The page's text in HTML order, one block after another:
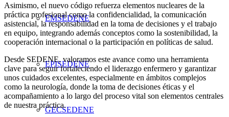
EMSEDENE
EPISEDENE
GECSEDENE
Asimismo, el nuevo código refuerza elementos nucleares de la
práctica profesional como la confidencialidad, la comunicación
asistencial, la responsabilidad en la toma de decisiones y el trabajo
en equipo, integrando además conceptos como la sostenibilidad, la
cooperación internacional o la participación en políticas de salud.
Desde SEDENE, valoramos este avance como una herramienta
clave para seguir fortaleciendo el liderazgo enfermero y garantizar
unos cuidados excelentes, especialmente en ámbitos complejos
como la neurología, donde la toma de decisiones éticas y el
acompañamiento a lo largo del proceso vital son elementos centrales
de nuestra práctica.